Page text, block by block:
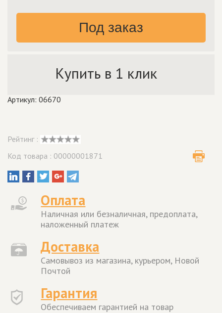
Под заказ
Купить в 1 клик
Артикул: 06670
Рейтинг :
Код товара : 00000001871
Оплата
Наличная или безналичная, предоплата,
наложенный платеж
Доставка
Самовывоз из магазина, курьером, Новой
Почтой
Гарантия
Обеспечиваем гарантией на товар